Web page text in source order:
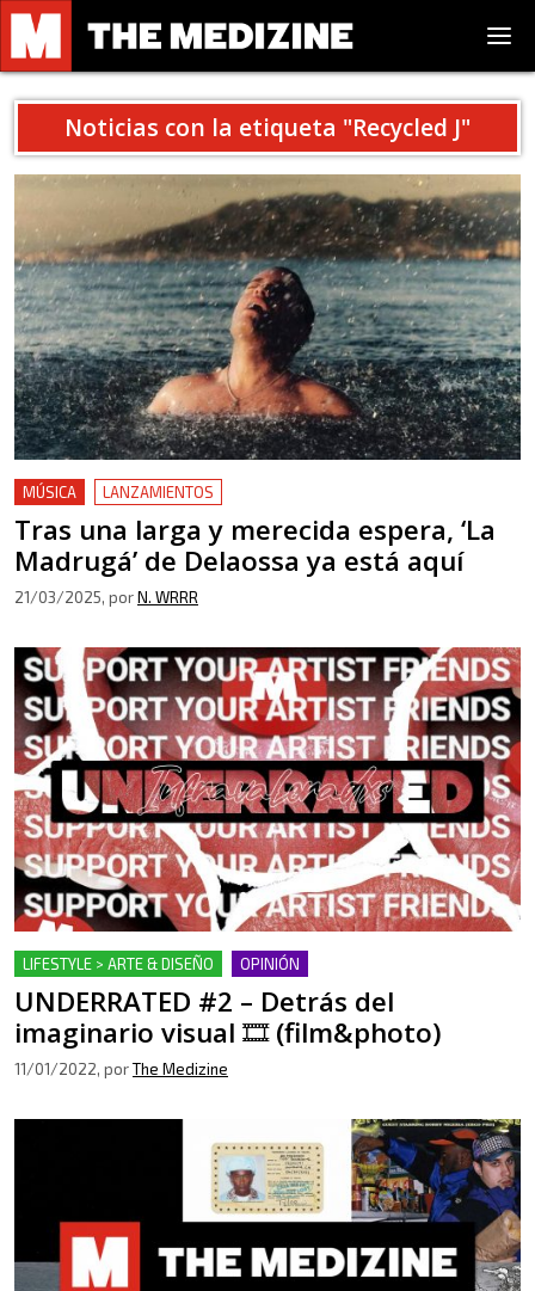
Noticias con la etiqueta "Recycled J"
MÚSICA LANZAMIENTOS
Tras una larga y merecida espera, ‘La
Madrugá’ de Delaossa ya está aquí
21/03/2025, porN. WRRR
LIFESTYLE > ARTE & DISEÑO OPINIÓN
UNDERRATED #2 – Detrás del
imaginario visual 🎞 (film&photo)
11/01/2022, porThe Medizine